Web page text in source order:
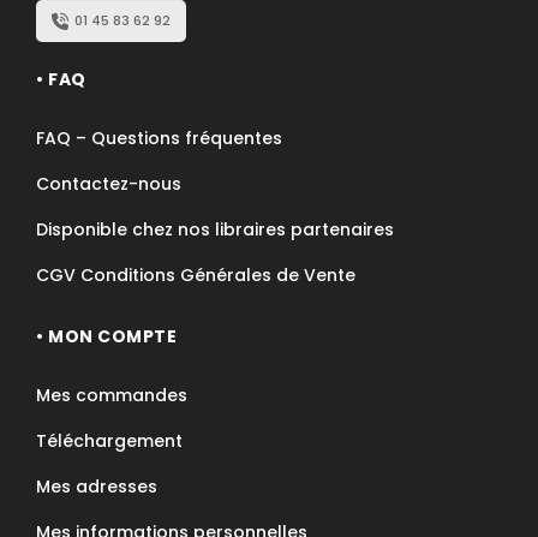
01 45 83 62 92
• FAQ
FAQ – Questions fréquentes
Contactez-nous
Disponible chez nos libraires partenaires
CGV Conditions Générales de Vente
• MON COMPTE
Mes commandes
Téléchargement
Mes adresses